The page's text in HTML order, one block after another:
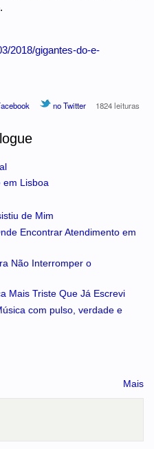
2018/gigantes-do-e-
no Twitter 1824 leituras
em Lisboa
de Mim
Encontrar Atendimento em
Não Interromper o
Mais Triste Que Já Escrevi
com pulso, verdade e
Mais